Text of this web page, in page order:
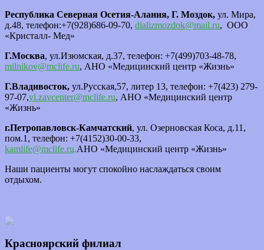
Республика Северная Осетия-Алания, Г. Моздок, ул. Мира,
д.48, телефон:+7(928)686-09-70, dializmozdok@mail.ru, ООО
«Кристалл- Мед»
Г.Москва, ул.Изюмская, д.37, телефон: +7(499)703-48-78,
milnikov@mclife.ru, АНО «Медицинский центр «Жизнь»
Г.Владивосток, ул.Русская,57, литер 13, телефон: +7(423) 279-
97-07,vl.zavcenter@mclife.ru, АНО «Медицинский центр
«Жизнь»
г.Петропавловск-Камчатский, ул. Озерновская Коса, д.11,
пом.1, телефон: +7(4152)30-00-33,
kamlife@mclife.ru,АНО «Медицинский центр «Жизнь»
Наши пациенты могут спокойно наслаждаться своим
отдыхом.
Красноярский филиал